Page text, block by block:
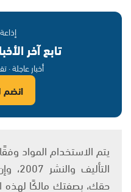
تابع آخر
أخبار عاجلة ·
انضم
حقك، بصفتك مالكًا لهذه